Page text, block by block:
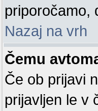
priporočamo,
Nazaj na vrh
Čemu
Če ob prijavi
prijavljen le v